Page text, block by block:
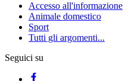
Accesso all'informazione
Animale domestico
Sport
Tutti gli argomenti...
Seguici su